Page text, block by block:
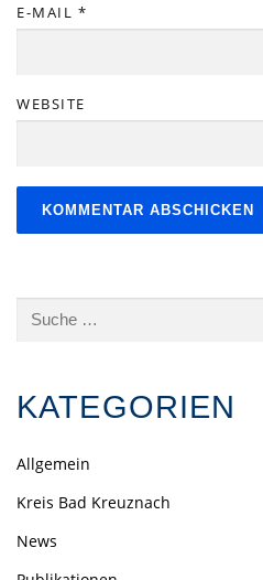
E-MAIL *
WEBSITE
Suche
KATEGORIEN
Allgemein
Kreis Bad Kreuznach
News